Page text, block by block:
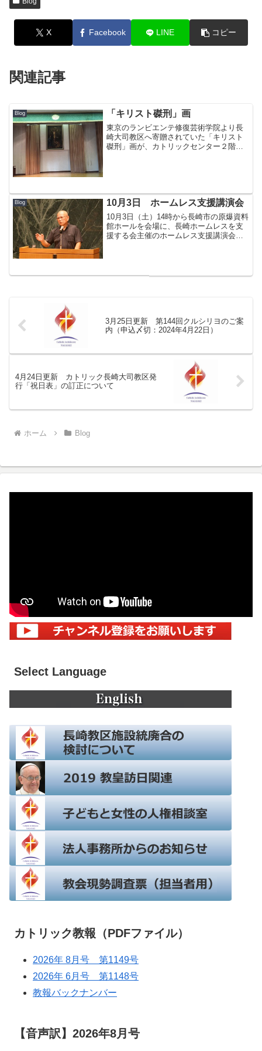
X Facebook LINE コピー
関連記事
Blog 「キリスト磔刑」画
東京のランビエンテ修復芸術学院より長
崎大司教区へ寄贈されていた「キリスト
磔刑」画が、カトリックセンター２階ホ
Blog 10月3日 ホームレス支援講演会
10月3日（土）14時から長崎市の原爆資料
館ホールを会場に、長崎ホームレスを支
援する会主催のホームレス支援講演会が
ランシスコ会）。...
3月25日更新 第144回クルシリヨのご案
内（申込〆切：2024年4月22日）
4月24日更新 カトリック長崎大司教区発
行「祝日表」の訂正について
ホーム Blog
Select Language
カトリック教報（PDFファイル）
2026年 8月号 第1149号
2026年 6月号 第1148号
教報バックナンバー
【音声訳】2026年8月号